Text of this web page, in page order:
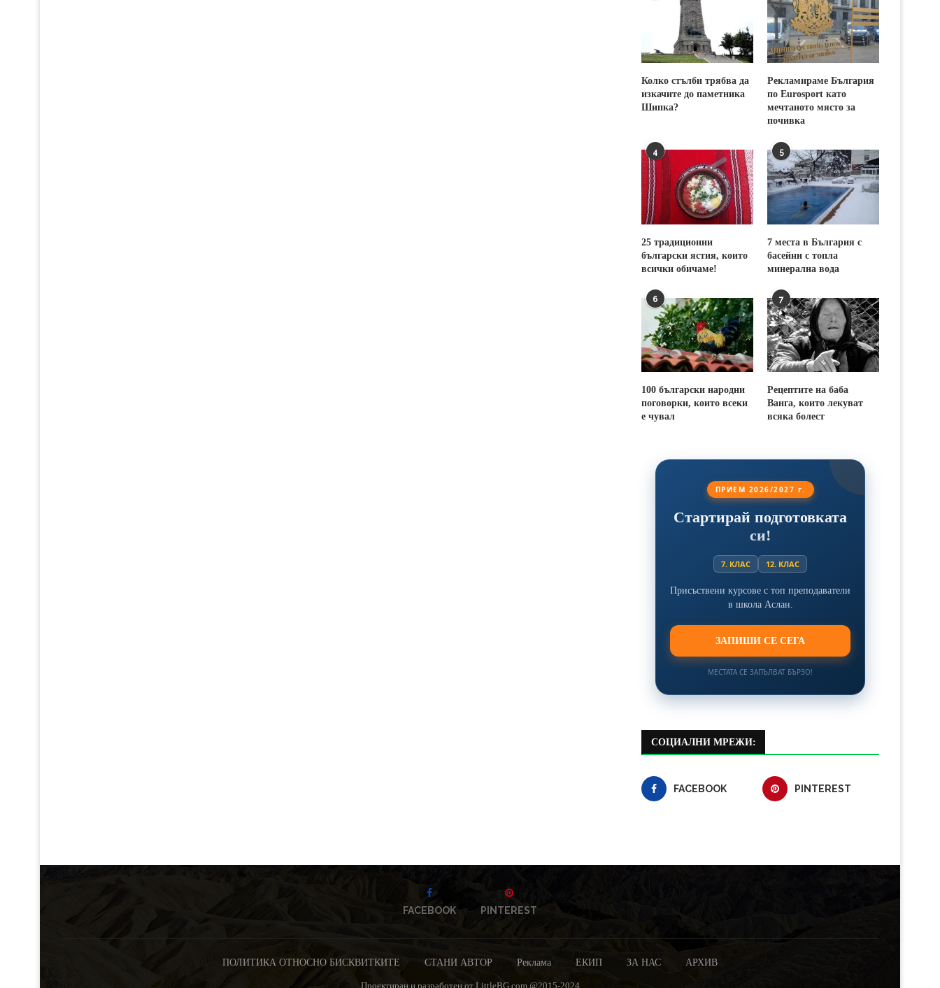
Колко стълби трябва да
изкачите до паметника
Шипка?
Рекламираме България
по Eurosport като
мечтаното място за
почивка
4
25 традиционни
български ястия, които
всички обичаме!
5
7 места в България с
басейни с топла
минерална вода
6
100 български народни
поговорки, които всеки
е чувал
7
Рецептите на баба
Ванга, които лекуват
всяка болест
ПРИЕМ 2026/2027 г.
Стартирай подготовката
си!
7. КЛАС 12. КЛАС
Присъствени курсове с топ преподаватели
в школа Аслан.
ЗАПИШИ СЕ СЕГА
МЕСТАТА СЕ ЗАПЪЛВАТ БЪРЗО!
СОЦИАЛНИ МРЕЖИ:
FACEBOOK PINTEREST
FACEBOOK PINTEREST
ПОЛИТИКА ОТНОСНО БИСКВИТКИТЕ СТАНИ АВТОР Реклама ЕКИП ЗА НАС АРХИВ
Проектиран и разработен от LittleBG.com @2015-2024